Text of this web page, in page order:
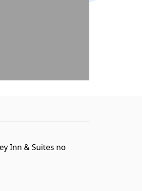
Inn & Suites no